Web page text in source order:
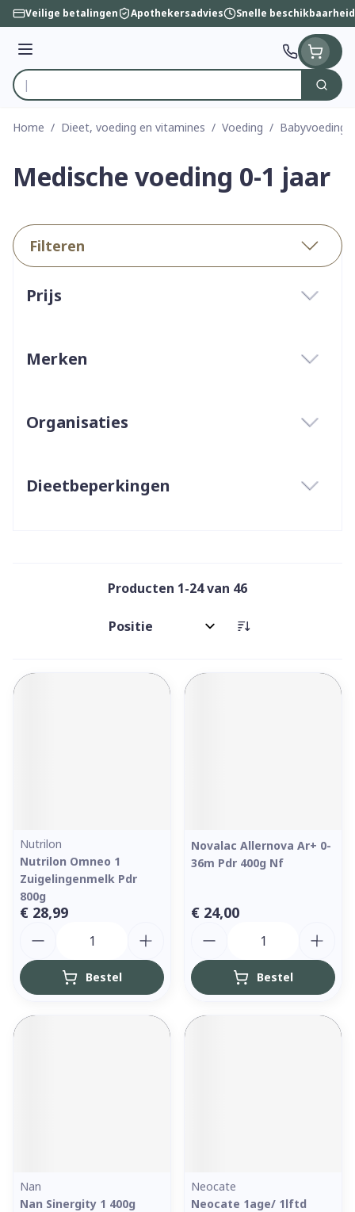
Ga naar de inhoud
Veilige betalingen Apothekersadvies Snelle beschikbaarheid
Menu
Product, merk, categorie...
Zoek
Home / Dieet, voeding en vitamines / Voeding / Babyvoeding
Medische voeding 0-1 jaar
Filteren
Prijs
Merken
Organisaties
Dieetbeperkingen
Producten 1-24van 46
Sorteer op:
Nutrilon
Nutrilon Omneo 1
Zuigelingenmelk Pdr
800g
€ 28,99
Bestel
Novalac Allernova Ar+ 0-
36m Pdr 400g Nf
€ 24,00
Bestel
Nan
Nan Sinergity 1 400g
Neocate
Neocate 1age/ 1lftd